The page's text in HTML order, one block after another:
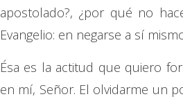
apostolado?, ¿por qué no
Evangelio: en negarse a sí
Ésa es la actitud que quiero
en mí, Señor. El olvidarme un